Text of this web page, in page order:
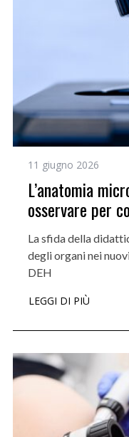
11 giugno 2026
L’anatomia
osservare per
La sfida della
degli organi nei
DEH
LEGGI DI PIÙ